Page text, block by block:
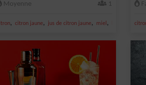
Moyenne 1
, citron jaune, jus de citron jaune, miel ,